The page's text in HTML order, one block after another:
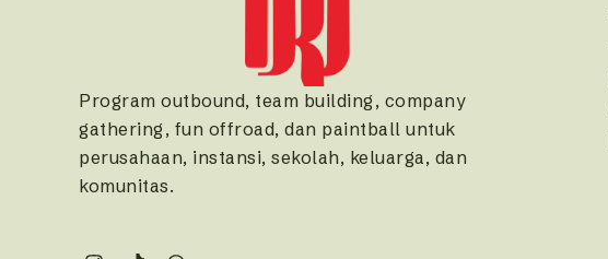
Program outbound, team building, company
gathering, fun offroad, dan paintball untuk
perusahaan, instansi, sekolah, keluarga, dan
komunitas.